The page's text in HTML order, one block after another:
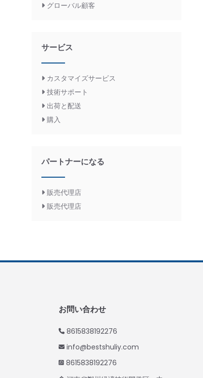
グローバル顧客
サービス
カスタマイズサービス
技術サポート
出荷と配送
購入
パートナーになる
販売代理店
販売代理店
お問い合わせ
8615838192276
info@bestshuliy.com
8615838192276
Portuguese
Russian
Spanish
Chinese
Vietnamese
Greek